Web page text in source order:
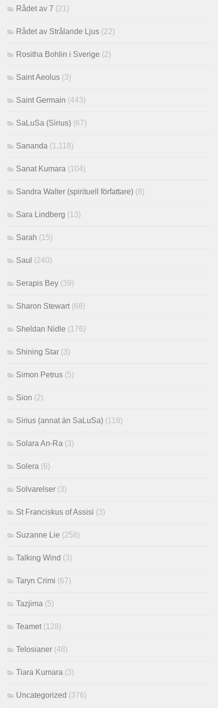
Rådet av 7 (21)
Rådet av Strålande Ljus (22)
Rositha Bohlin i Sverige (2)
Saint Aeolus (3)
Saint Germain (443)
SaLuSa (Sirius) (67)
Sananda (1,118)
Sanat Kumara (104)
Sandra Walter (spirituell författare) (8)
Sara Lindberg (13)
Sarah (15)
Saul (240)
Serapis Bey (39)
Sharon Stewart(68)
Sheldan Nidle (176)
Shining Star (3)
Simon Petrus (5)
Sion (2)
Sirius (annat än SaLuSa) (118)
Solara An-Ra (3)
Solera (6)
Solvarelser (3)
St Franciskus of Assisi (3)
Suzanne Lie (258)
Talking Wind (3)
Taryn Crimi (67)
Tazjima (5)
Teamet(128)
Telosianer (48)
Tiara Kumara (3)
Uncategorized (376)